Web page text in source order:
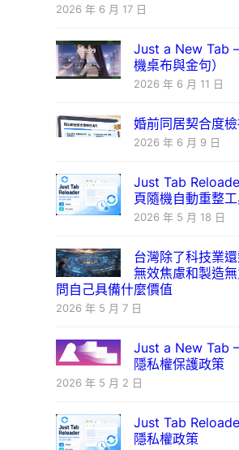
2026 年 6 月 17 日
Just a New Tab
機桌布與金句）
2026 年 6 月 11 日
婚前同居契合度
2026 年 6 月 9 日
Just Tab
頁隨機自動重整
2026 年 5 月 18 日
台灣除了科技業
無效焦慮和製造
問自己具備什麼價值
2026 年 5 月 7 日
Just a New Tab
隱私權保護政策
2026 年 5 月 2 日
Just Tab
隱私權政策